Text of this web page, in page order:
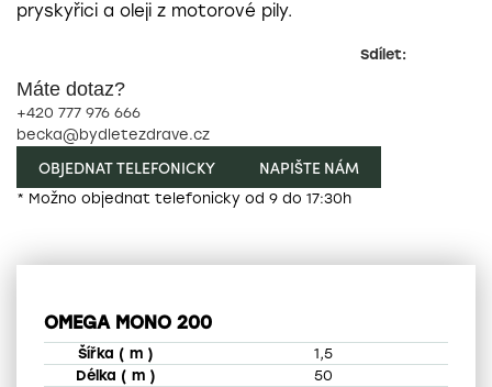
pryskyřici a oleji z motorové pily.
Sdílet:
Máte dotaz?
+420 777 976 666
becka@bydletezdrave.cz
OBJEDNAT TELEFONICKY NAPIŠTE NÁM
* Možno objednat telefonicky od 9 do 17:30h
OMEGA MONO 200
1,5
50